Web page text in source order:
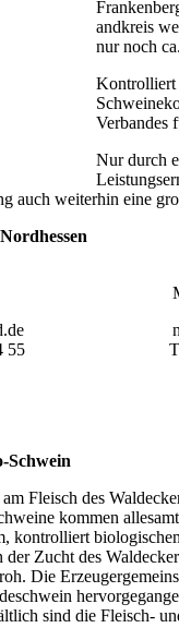
andkreis
nur noch
Kontrolliert
Verbandes
Nur durch
auch weiterhin eine
Nordhessen
784 55 Tel.:
Schwein
Fleisch des
kommen
kontrolliert
der Zucht des
Die
sind die Fleisch-